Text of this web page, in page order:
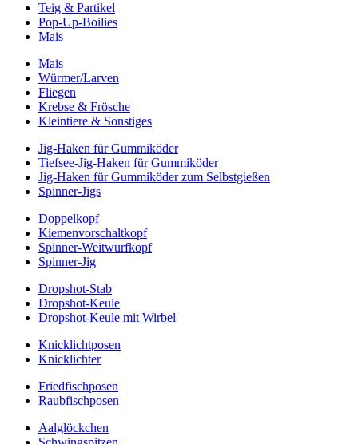
Teig & Partikel
Pop-Up-Boilies
Mais
Mais
Würmer/Larven
Fliegen
Krebse & Frösche
Kleintiere & Sonstiges
Jig-Haken für Gummiköder
Tiefsee-Jig-Haken für Gummiköder
Jig-Haken für Gummiköder zum Selbstgießen
Spinner-Jigs
Doppelkopf
Kiemenvorschaltkopf
Spinner-Weitwurfkopf
Spinner-Jig
Dropshot-Stab
Dropshot-Keule
Dropshot-Keule mit Wirbel
Knicklichtposen
Knicklichter
Friedfischposen
Raubfischposen
Aalglöckchen